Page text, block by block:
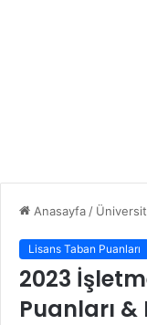
Anasayfa /
Lisans Taban Puanları
2023
Puanları &